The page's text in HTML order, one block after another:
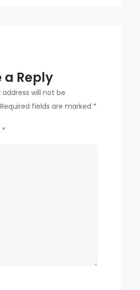
a Reply
will not be
Required fields are marked *
*